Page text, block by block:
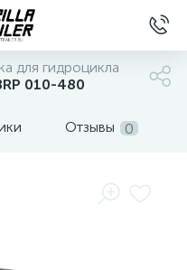
для гидроцикла
010-480
Отзывы 0